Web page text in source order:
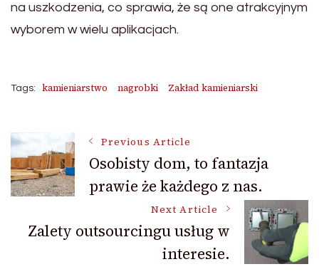
na uszkodzenia, co sprawia, że są one atrakcyjnym
wyborem w wielu aplikacjach.
Tags: kamieniarstwo nagrobki Zakład kamieniarski
Post
Navigation
Previous Article
Osobisty dom, to fantazja
prawie że każdego z nas.
Next Article
Zalety outsourcingu usług w
interesie.